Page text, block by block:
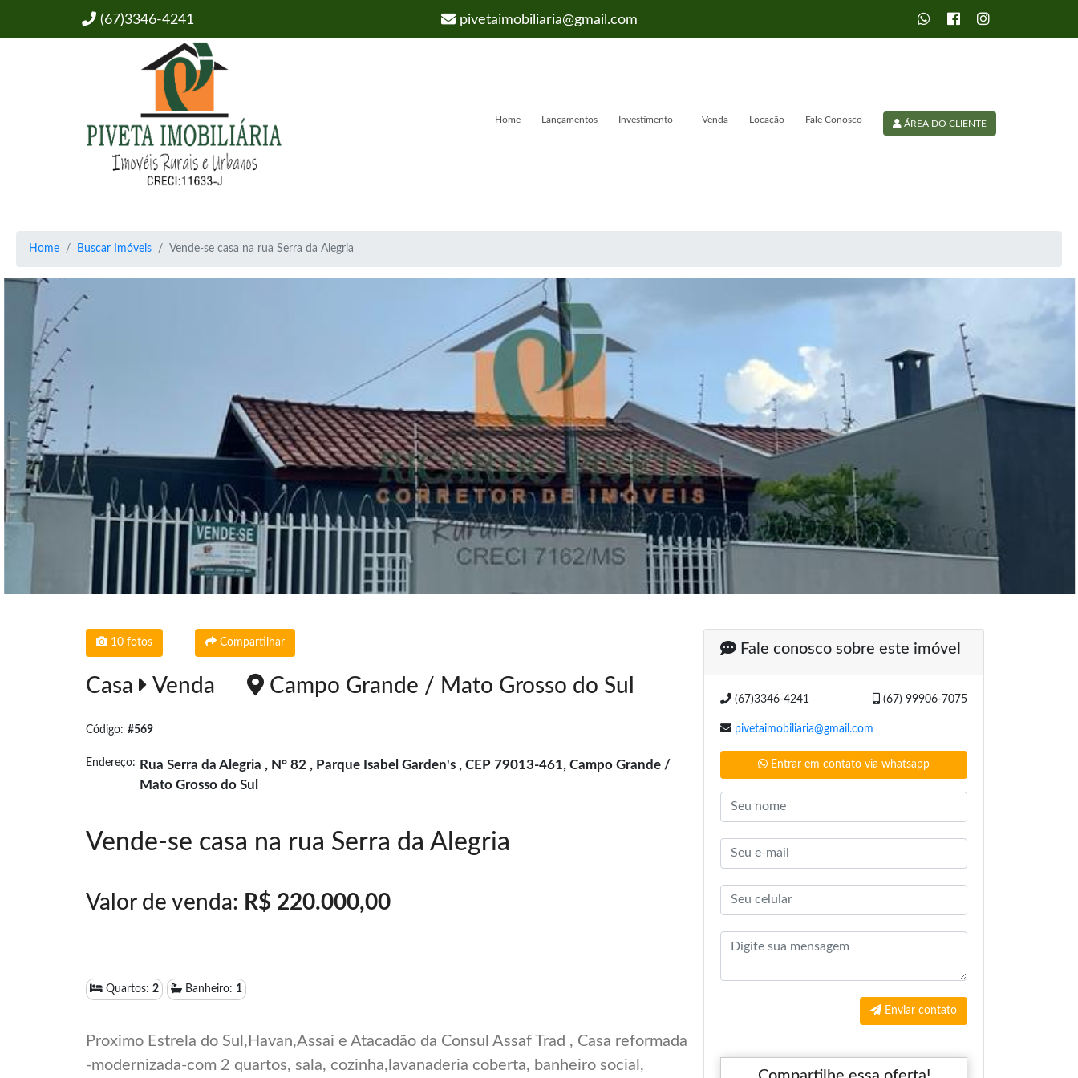
(67)3346-4241 pivetaimobiliaria@gmail.com
Home Lançamentos Investimento Venda Locação Fale Conosco ÁREA DO CLIENTE
Home Buscar Imóveis Vende-se casa na rua Serra da Alegria
10 fotos Compartilhar
Casa Venda Campo Grande / Mato Grosso do Sul
Código: #569
Endereço:
Rua Serra da Alegria , N° 82 , Parque Isabel Garden's , CEP 79013-461, Campo Grande /
Mato Grosso do Sul
Vende-se casa na rua Serra da Alegria
Valor de venda: R$ 220.000,00
Quartos: 2 Banheiro: 1
Proximo Estrela do Sul,Havan,Assai e Atacadão da Consul Assaf Trad , Casa reformada
-modernizada-com 2 quartos, sala, cozinha,lavanaderia coberta, banheiro social,
Fale conosco sobre este imóvel
(67)3346-4241 (67) 99906-7075
pivetaimobiliaria@gmail.com
Entrar em contato via whatsapp
Enviar contato